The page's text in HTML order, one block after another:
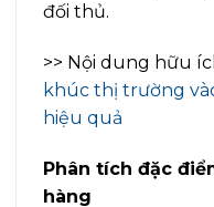
đối thủ.
>> Nội dung hữu
khúc thị trường
hiệu quả
Phân tích đặc
hàng